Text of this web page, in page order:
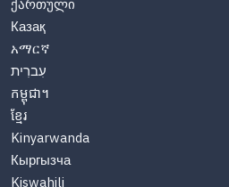
ქართული
Казақ
አማርኛ
עִברִית
កម្ពុជា។
ខ្មែរ
Kinyarwanda
Кыргызча